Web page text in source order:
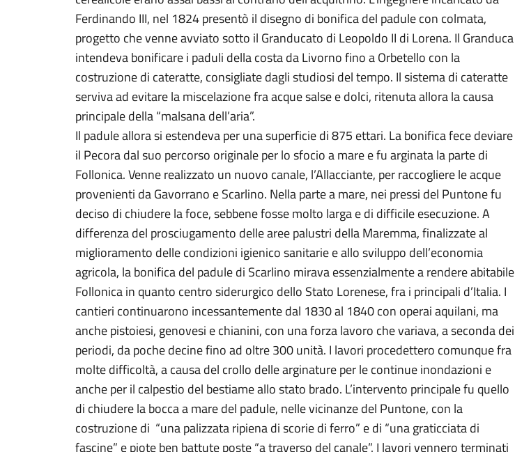
Ferdinando III, nel 1824 presentò il disegno di bonifica del padule con colmata,
progetto che venne avviato sotto il Granducato di Leopoldo II di Lorena. Il Granduca
intendeva bonificare i paduli della costa da Livorno fino a Orbetello con la
costruzione di cateratte, consigliate dagli studiosi del tempo. Il sistema di cateratte
serviva ad evitare la miscelazione fra acque salse e dolci, ritenuta allora la causa
principale della “malsana dell’aria”.
Il padule allora si estendeva per una superficie di 875 ettari. La bonifica fece deviare
il Pecora dal suo percorso originale per lo sfocio a mare e fu arginata la parte di
Follonica. Venne realizzato un nuovo canale, l’Allacciante, per raccogliere le acque
provenienti da Gavorrano e Scarlino. Nella parte a mare, nei pressi del Puntone fu
deciso di chiudere la foce, sebbene fosse molto larga e di difficile esecuzione. A
differenza del prosciugamento delle aree palustri della Maremma, finalizzate al
miglioramento delle condizioni igienico sanitarie e allo sviluppo dell’economia
agricola, la bonifica del padule di Scarlino mirava essenzialmente a rendere abitabile
Follonica in quanto centro siderurgico dello Stato Lorenese, fra i principali d’Italia. I
cantieri continuarono incessantemente dal 1830 al 1840 con operai aquilani, ma
anche pistoiesi, genovesi e chianini, con una forza lavoro che variava, a seconda dei
periodi, da poche decine fino ad oltre 300 unità. I lavori procedettero comunque fra
molte difficoltà, a causa del crollo delle arginature per le continue inondazioni e
anche per il calpestio del bestiame allo stato brado. L’intervento principale fu quello
di chiudere la bocca a mare del padule, nelle vicinanze del Puntone, con la
costruzione di “una palizzata ripiena di scorie di ferro” e di “una graticciata di
fascine” e piote ben battute poste “a traverso del canale”. I lavori vennero terminati